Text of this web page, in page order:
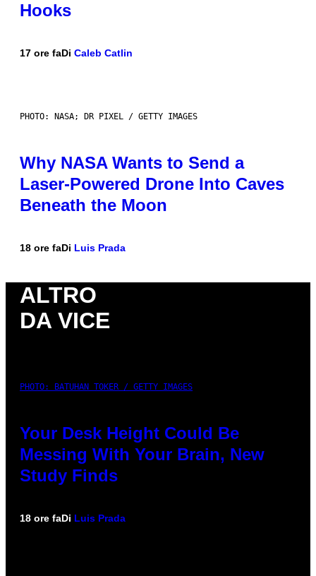
Hooks
17 ore faDi Caleb Catlin
PHOTO: NASA; DR PIXEL / GETTY IMAGES
Why NASA Wants to Send a
Laser-Powered Drone Into Caves
Beneath the Moon
18 ore faDi Luis Prada
ALTRO
DA VICE
PHOTO: BATUHAN TOKER / GETTY IMAGES
Your Desk Height Could Be
Messing With Your Brain, New
Study Finds
18 ore faDi Luis Prada